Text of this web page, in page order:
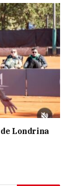
Londrina